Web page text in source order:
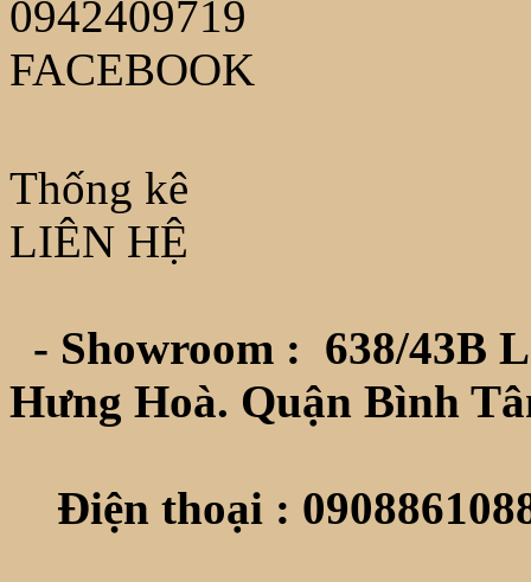
0942409719
FACEBOOK
Thống kê
LIÊN HỆ
- Showroom : 638/43B
Hưng Hoà. Quận Bình
Điện thoại :